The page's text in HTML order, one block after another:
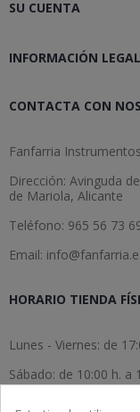
SU CUENTA
INFORMACIÓN LEGAL
CONTACTA CON
Fanfarria
Dirección: Avinguda
de Mariola, Alicante
Teléfono: 965 56 73
Email:
HORARIO TIENDA
Lunes - Viernes: de
Sábado: de 10:00 h. a